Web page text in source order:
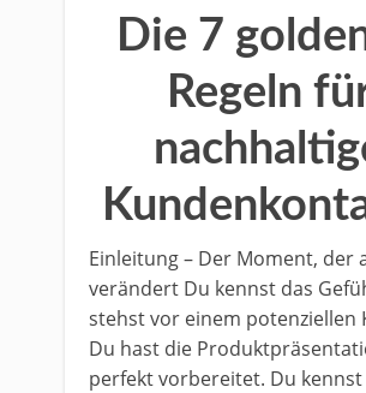
Die 7
Regeln
Einleitung – Der Moment, der
verändert Du kennst das
stehst vor einem potenziellen
Du hast die
perfekt vorbereitet. Du kennst